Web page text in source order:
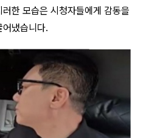
한 모습은 시청자들에게 감동을
냈습니다.